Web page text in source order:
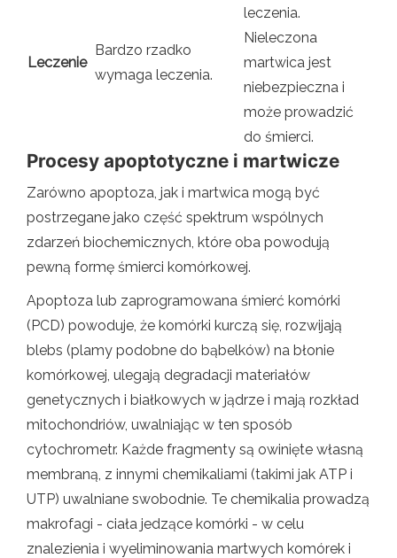
Leczenie
Bardzo rzadko
wymaga leczenia.
leczenia.
Nieleczona
martwica jest
niebezpieczna i
może prowadzić
do śmierci.
Procesy apoptotyczne i martwicze
Zarówno apoptoza, jak i martwica mogą być
postrzegane jako część spektrum wspólnych
zdarzeń biochemicznych, które oba powodują
pewną formę śmierci komórkowej.
Apoptoza lub zaprogramowana śmierć komórki
(PCD) powoduje, że komórki kurczą się, rozwijają
blebs (plamy podobne do bąbelków) na błonie
komórkowej, ulegają degradacji materiałów
genetycznych i białkowych w jądrze i mają rozkład
mitochondriów, uwalniając w ten sposób
cytochrometr. Każde fragmenty są owinięte własną
membraną, z innymi chemikaliami (takimi jak ATP i
UTP) uwalniane swobodnie. Te chemikalia prowadzą
makrofagi - ciała jedzące komórki - w celu
znalezienia i wyeliminowania martwych komórek i